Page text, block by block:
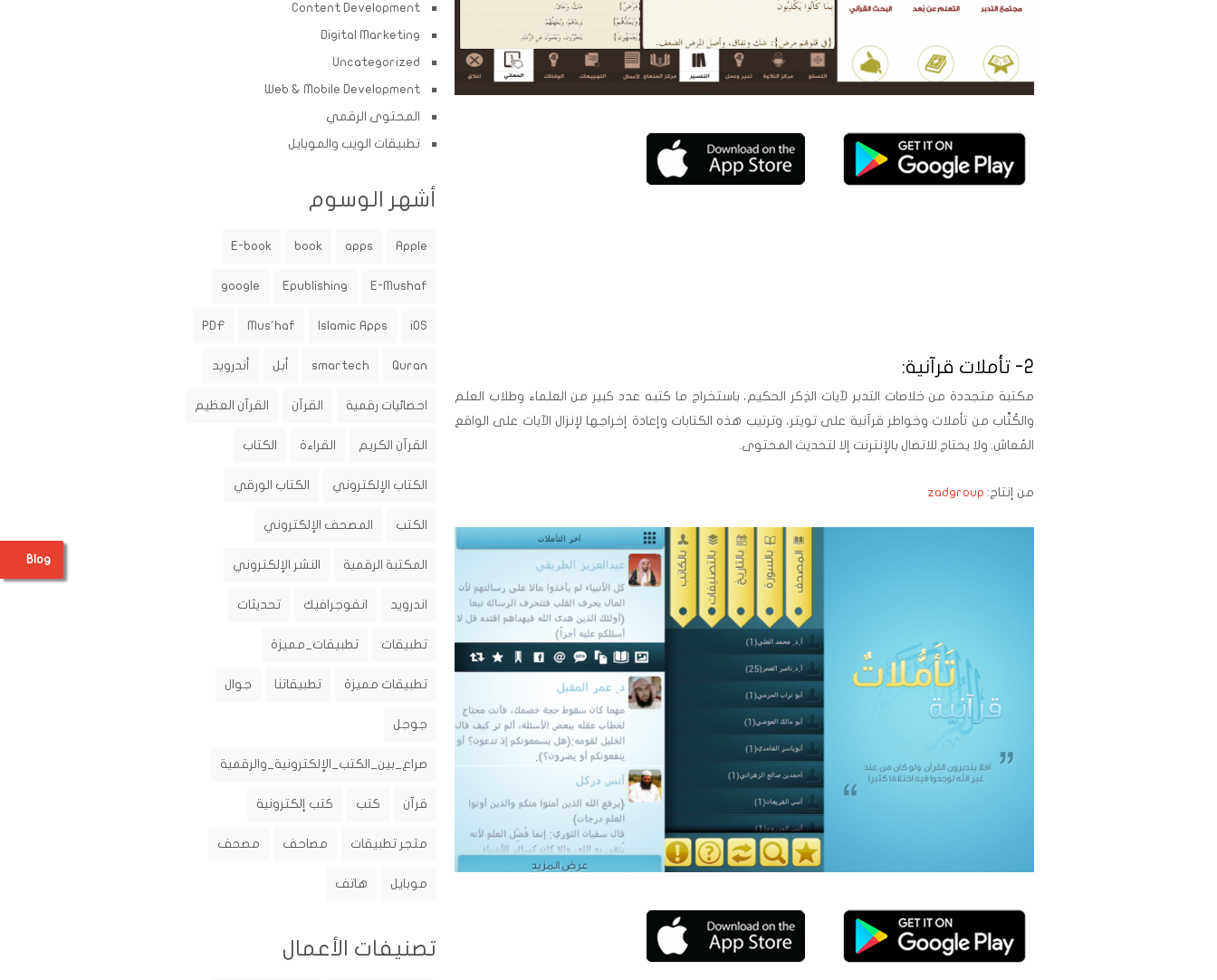
2- تأملات قرآنية:
مكتبة متجددة من خلاصات التدبر لآيات الذِكر الحكيم، باستخراج ما كتبه عدد كبير من العلماء وطلاب العلم
والكُتَّاب من تأملات وخواطر قرآنية على تويتر، وترتيب هذه الكتابات وإعادة إخراجها لإنزال الآيات على الواقع
المُعاش. ولا يحتاج للاتصال بالإنترنت إلا لتحديث المحتوى.
من إنتاج: zadgroup
Content Development
Digital Marketing
Uncategorized
Web & Mobile Development
المحتوى الرقمي
تطبيقات الويب والموبايل
أشهر الوسوم
Apple
apps
book
E-book
E-Mushaf
Epublishing
google
iOS
Islamic Apps
Mus'haf
PDF
Quran
smartech أبل أندرويد
احصائيات رقمية القرآن القرآن العظيم
القرآن الكريم القراءة الكتاب
الكتاب الإلكتروني الكتاب الورقي
الكتب المصحف الإلكتروني
المكتبة الرقمية النشر الإلكتروني
اندرويد انفوجرافيك تحديثات
تطبيقات تطبيقات_مميزة
تطبيقات مميزة تطبيقاتنا جوال
جوجل
صراع_بين_الكتب_الإلكترونية_والرقمية
قرآن كتب كتب إلكترونية
متجر تطبيقات مصاحف مصحف
موبايل هاتف
تصنيفات الأعمال
Blog